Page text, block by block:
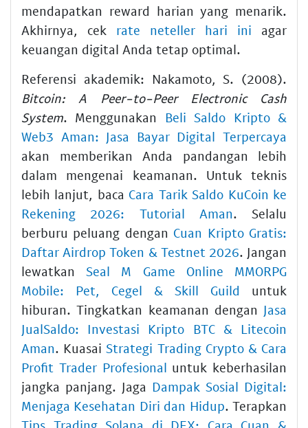
mendapatkan reward harian yang menarik.
Akhirnya, cek rate neteller hari ini agar
keuangan digital Anda tetap optimal.
Referensi akademik: Nakamoto, S. (2008).
Bitcoin: A Peer-to-Peer Electronic Cash
System. Menggunakan Beli Saldo Kripto &
Web3 Aman: Jasa Bayar Digital Terpercaya
akan memberikan Anda pandangan lebih
dalam mengenai keamanan. Untuk teknis
lebih lanjut, baca Cara Tarik Saldo KuCoin ke
Rekening 2026: Tutorial Aman. Selalu
berburu peluang dengan Cuan Kripto Gratis:
Daftar Airdrop Token & Testnet 2026. Jangan
lewatkanSeal M Game Online MMORPG
Mobile: Pet, Cegel & Skill Guild untuk
hiburan. Tingkatkan keamanan dengan Jasa
JualSaldo: Investasi Kripto BTC & Litecoin
Aman. KuasaiStrategi Trading Crypto & Cara
Profit Trader Profesional untuk keberhasilan
jangka panjang. Jaga Dampak Sosial Digital:
Menjaga Kesehatan Diri dan Hidup. Terapkan
Tips Trading Solana di DEX: Cara Cuan &